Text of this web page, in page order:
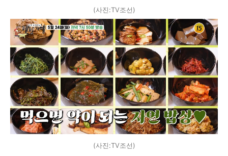
(사진:TV조선)
(사진:TV조선)